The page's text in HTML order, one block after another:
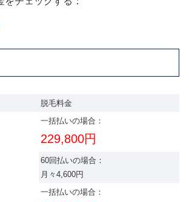
脱毛料金
一括払いの場合：
229,800円
60回払いの場合：
月々4,600円
一括払いの場合：